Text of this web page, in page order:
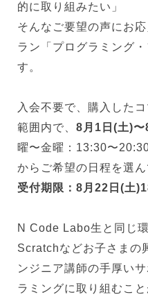
的に取り組みたい」
そんなご要望の声にお
ラン「プログラミング
す。
入会不要で、購入した
範囲内で、 8月1日(土)
曜〜金曜：13:30〜
からご希望の日程を選
受付期限：8月22日(土
N Code Labo生と同じ
Scratchなどお子さまの
ンジニア講師の手厚い
ラミングに取り組むこと